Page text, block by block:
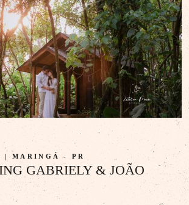
GABRIELY & JOÃO
| MARINGÁ - PR